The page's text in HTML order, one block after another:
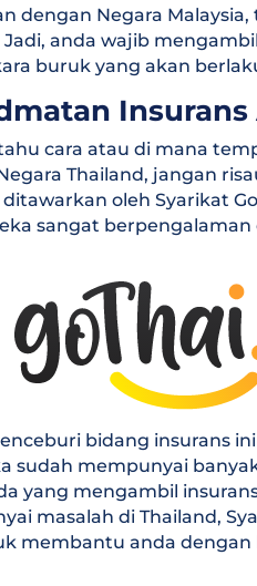
dengan Negara
anda wajib
buruk yang akan
Insurans
cara atau di mana
Thailand, jangan
oleh Syarikat
sangat
bidang insurans
sudah mempunyai
yang mengambil
masalah di Thailand,
membantu anda dengan